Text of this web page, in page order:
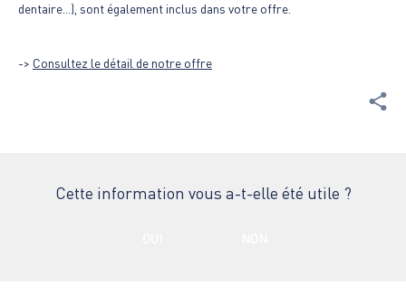
dentaire...), sont également inclus dans votre offre.
-> Consultez le détail de notre offre
Cette information vous a-t-elle été utile ?